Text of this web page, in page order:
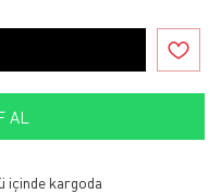
AL
içinde kargoda